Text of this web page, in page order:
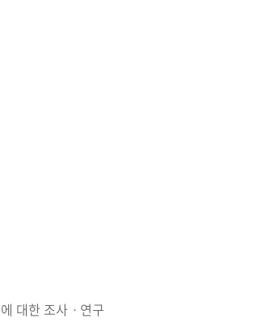
대한 조사ㆍ연구